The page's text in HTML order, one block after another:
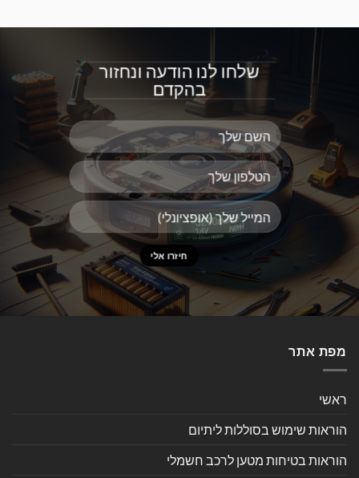
שלחו לנו הודעה ונחזור
בהקדם
מפת אתר
ראשי
הוראות שימוש בסוללות ליתיום
הוראות בטיחות מטען לרכב חשמלי